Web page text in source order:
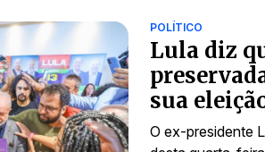
POLÍTICO
Lula diz
sua
O ex-presidente